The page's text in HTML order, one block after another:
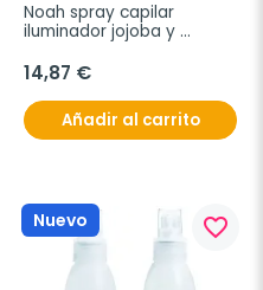
Noah spray capilar
iluminador jojoba y
14,87 €
Añadir al carrito
Nuevo favorite_border